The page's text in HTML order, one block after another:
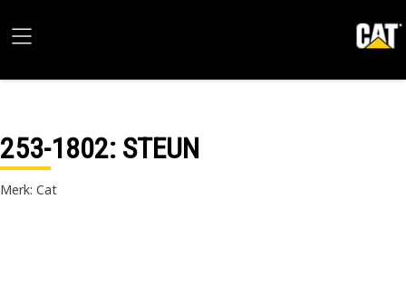
253-1802: STEUN
Merk: Cat